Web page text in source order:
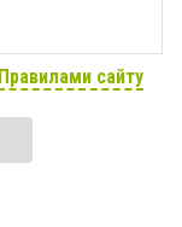
Правилами сайту